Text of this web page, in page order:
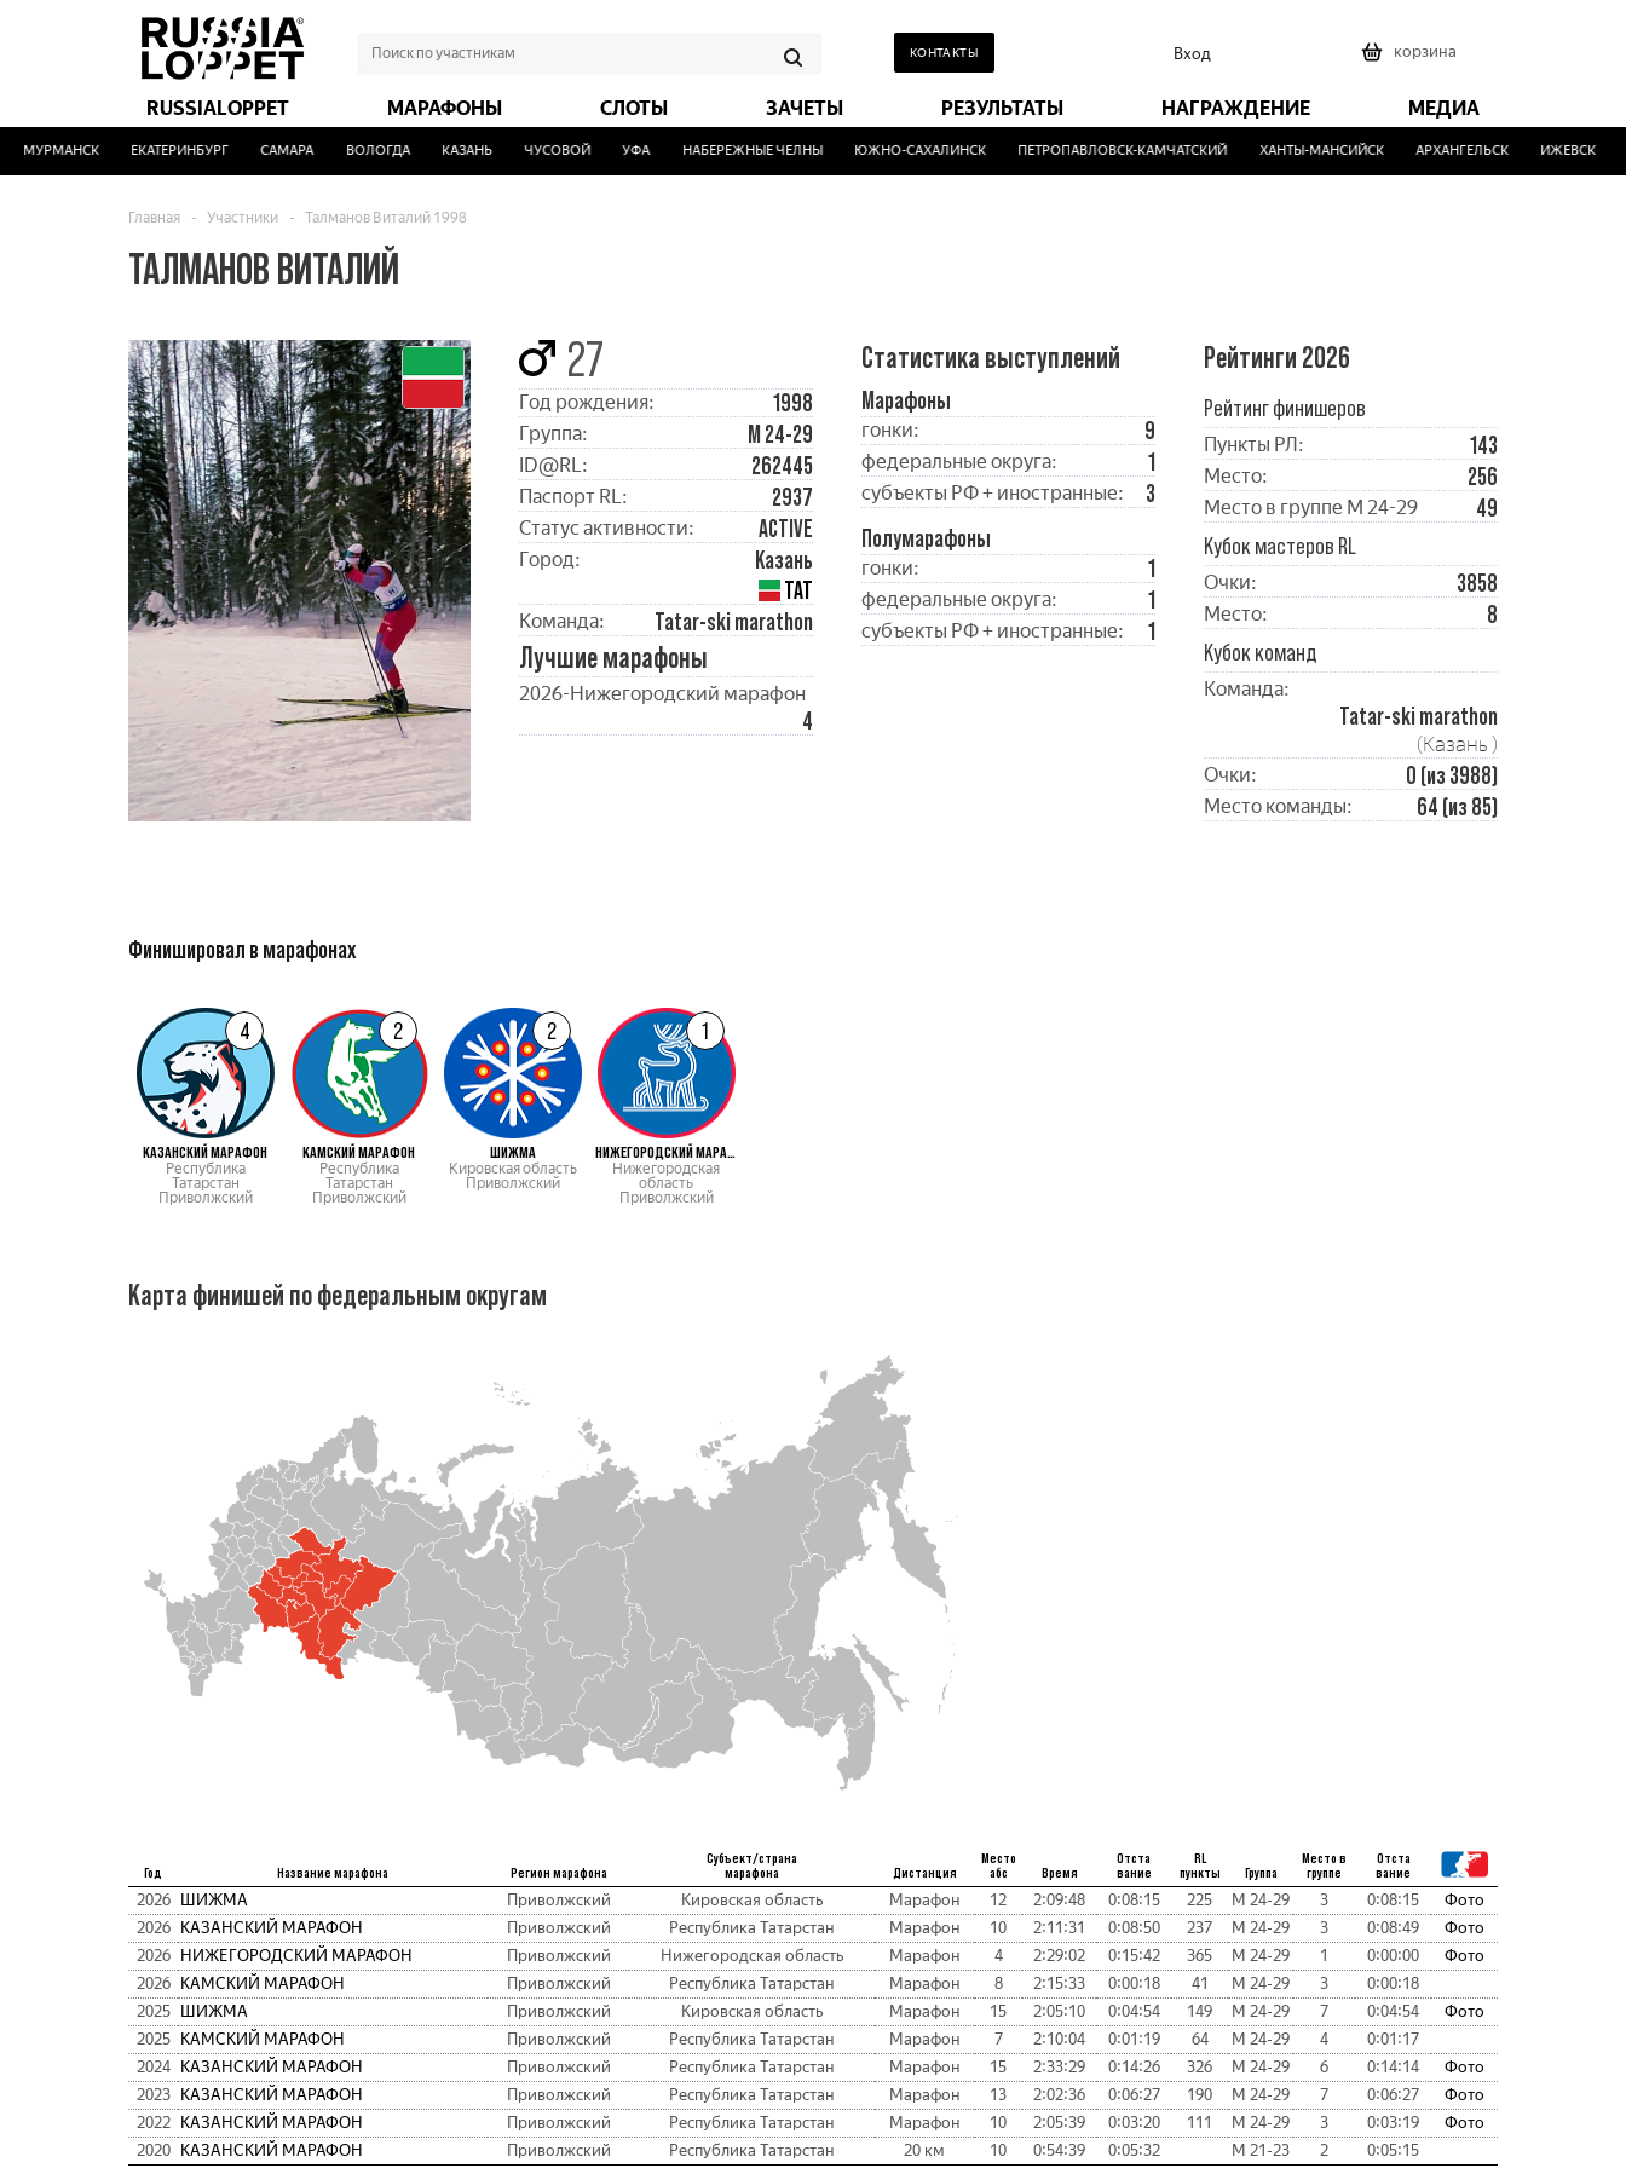
КОНТАКТЫ Вход корзина
RUSSIALOPPET МАРАФОНЫ СЛОТЫ ЗАЧЕТЫ РЕЗУЛЬТАТЫ НАГРАЖДЕНИЕ МЕДИА
МУРМАНСК ЕКАТЕРИНБУРГ САМАРА ВОЛОГДА КАЗАНЬ ЧУСОВОЙ УФА НАБЕРЕЖНЫЕ ЧЕЛНЫ ЮЖНО-САХАЛИНСК ПЕТРОПАВЛОВСК-КАМЧАТСКИЙ ХАНТЫ-МАНСИЙСК АРХАНГЕЛЬСК ИЖЕВСК
Главная - Участники - Талманов Виталий 1998
ТАЛМАНОВ ВИТАЛИЙ
27
Год рождения: 1998
Группа: М 24-29
ID@RL: 262445
Паспорт RL: 2937
Статус активности: ACTIVE
Город:
Казань
ТАТ
Команда: Tatar-ski marathon
Лучшие марафоны
2026-Нижегородский марафон
4
Статистика выступлений
Марафоны
гонки: 9
федеральные округа: 1
субъекты РФ + иностранные:
3
Полумарафоны
гонки: 1
федеральные округа: 1
субъекты РФ + иностранные: 1
Рейтинги 2026
Рейтинг финишеров
Пункты РЛ: 143
Место: 256
Место в группе М 24-29
49
Кубок мастеров RL
Очки: 3858
Место:
8
Кубок команд
Команда:
Tatar-ski marathon
(Казань )
Очки: 0 (из 3988)
Место команды: 64 (из 85)
Финишировал в марафонах
4
КАЗАНСКИЙ МАРАФОН
Республика
Татарстан
Приволжский
2
КАМСКИЙ МАРАФОН
Республика
Татарстан
Приволжский
2
ШИЖМА
Кировская область
Приволжский
1
НИЖЕГОРОДСКИЙ МАРАФОН
Нижегородская
область
Приволжский
Карта финишей по федеральным округам
Год Название марафона Регион марафона
Субъект/страна
марафона
Дистанция
Место
абс
Время
Отста
вание
RL
пункты
Группа
Место в
группе
Отста
вание
2026 ШИЖМА Приволжский Кировская область Марафон 12 2:09:48 0:08:15 225 М 24-29 3 0:08:15
Фото
2026
КАЗАНСКИЙ МАРАФОН Приволжский Республика Татарстан Марафон 10 2:11:31 0:08:50 237 М 24-29 3 0:08:49
Фото
2026
НИЖЕГОРОДСКИЙ МАРАФОН Приволжский Нижегородская область Марафон 4 2:29:02 0:15:42 365 М 24-29 1 0:00:00
Фото
2026
КАМСКИЙ МАРАФОН Приволжский Республика Татарстан Марафон 8 2:15:33 0:00:18 41 М 24-29 3
0:00:18
2025
ШИЖМА Приволжский Кировская область Марафон 15 2:05:10 0:04:54 149 М 24-29 7 0:04:54
Фото
2025
КАМСКИЙ МАРАФОН Приволжский Республика Татарстан Марафон 7 2:10:04 0:01:19 64 М 24-29 4
0:01:17
2024
КАЗАНСКИЙ МАРАФОН Приволжский Республика Татарстан Марафон 15 2:33:29 0:14:26 326 М 24-29 6 0:14:14
Фото
2023
КАЗАНСКИЙ МАРАФОН Приволжский Республика Татарстан Марафон 13 2:02:36 0:06:27 190 М 24-29 7 0:06:27
Фото
2022
КАЗАНСКИЙ МАРАФОН Приволжский Республика Татарстан Марафон 10 2:05:39 0:03:20 111 М 24-29 3 0:03:19
Фото
2020
КАЗАНСКИЙ МАРАФОН Приволжский Республика Татарстан 20 км 10 0:54:39 0:05:32 М 21-23 2 0:05:15